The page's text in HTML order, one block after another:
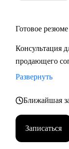
• Фешн и бьюти
• Спорт
• GR и внешняя
помогаю с
быть рядом в
Готовое
Консультация
продающего
Развернуть
Ближайшая
Записаться